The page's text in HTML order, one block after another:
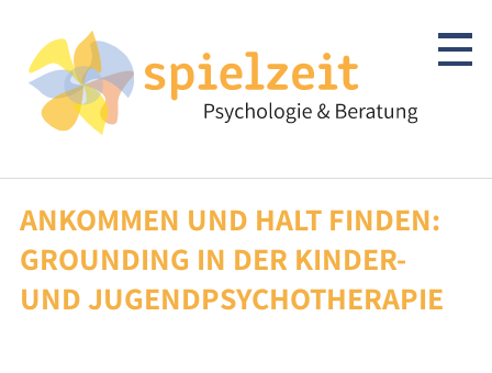
content
Kinder & Jugendliche
Psychotherapie
ANKOMMEN UND HALT FINDEN:
GROUNDING IN DER KINDER-
UND JUGENDPSYCHOTHERAPIE